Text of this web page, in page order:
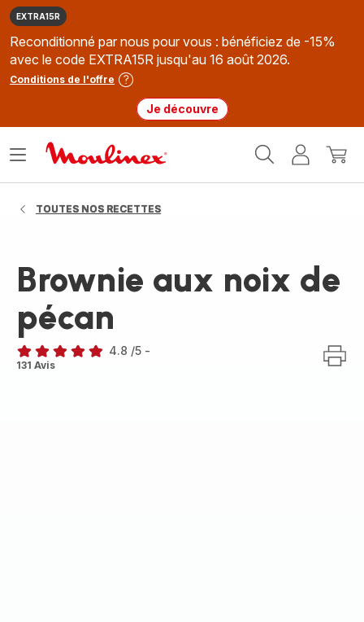
EXTRA15R
Reconditionné par nous pour vous : bénéficiez de -15%
avec le code EXTRA15R jusqu'au 16 août 2026.
Conditions de l'offre
Je découvre
MonMon
Ouvrir
TOUTES NOS RECETTES
Brownie aux noix de
pécan
ratings.4.8
4.8 /5 -
131 Avis